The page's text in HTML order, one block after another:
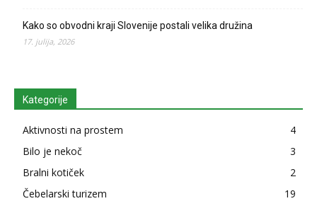
Kako so obvodni kraji Slovenije postali velika družina
17. julija, 2026
Kategorije
Aktivnosti na prostem
4
Bilo je nekoč
3
Bralni kotiček
2
Čebelarski turizem
19